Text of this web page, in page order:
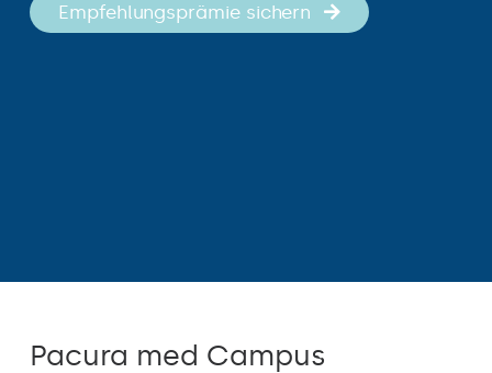
Empfehlungsprämie sichern
Pacura med Campus